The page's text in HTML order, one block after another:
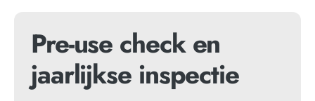
Pre-use check en
jaarlijkse inspectie